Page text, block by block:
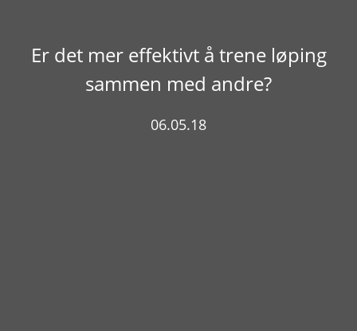
Er det mer effektivt å trene løping
sammen med andre?
06.05.18